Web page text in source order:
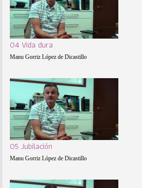
04 Vida dura
Manu Gorriz López de Dicastillo
05 Jubilación
Manu Gorriz López de Dicastillo